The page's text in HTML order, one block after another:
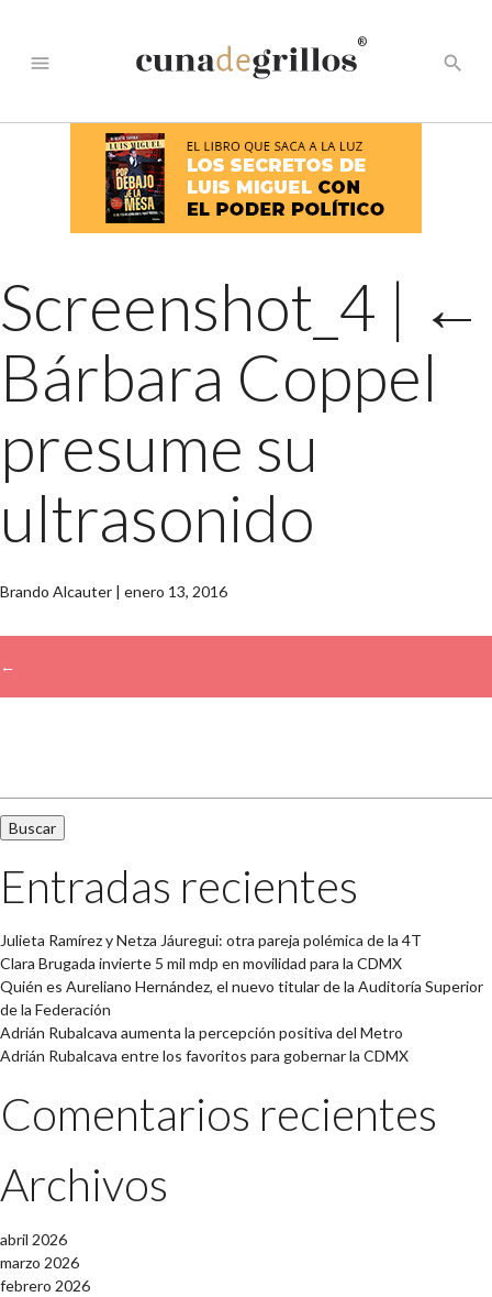
menu
®
search
Screenshot_4 | ←
Bárbara Coppel
presume su
ultrasonido
Brando Alcauter | enero 13, 2016
←
Entradas recientes
Julieta Ramírez y Netza Jáuregui: otra pareja polémica de la 4T
Clara Brugada invierte 5 mil mdp en movilidad para la CDMX
Quién es Aureliano Hernández, el nuevo titular de la Auditoría Superior
de la Federación
Adrián Rubalcava aumenta la percepción positiva del Metro
Adrián Rubalcava entre los favoritos para gobernar la CDMX
Comentarios recientes
Archivos
abril 2026
marzo 2026
febrero 2026